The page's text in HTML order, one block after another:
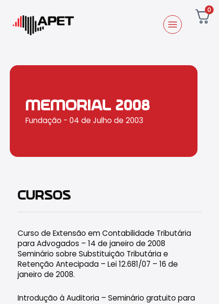
0
MEMORIAL 2008
Fundação - 04 de Julho de 2003
CURSOS
Curso de Extensão em Contabilidade Tributária
para Advogados – 14 de janeiro de 2008
Seminário sobre Substituição Tributária e
Retenção Antecipada – Lei 12.681/07 – 16 de
janeiro de 2008.
Introdução à Auditoria – Seminário gratuito para